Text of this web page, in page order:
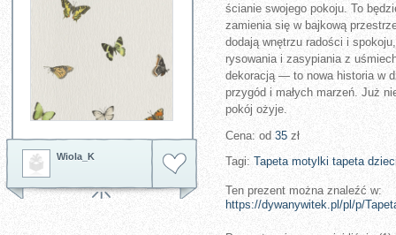
Wiola_K
ścianie swojego pokoju. To
zamienia się w bajkową
dodają wnętrzu radości i
rysowania i zasypiania z
dekoracją — to nowa historia w
przygód i małych marzeń. Już
pokój ożyje.
Cena: od 35 zł
Tagi: Tapeta motylki tapeta
Ten prezent można znaleźć w:
https://dywanywitek.pl/pl/p/